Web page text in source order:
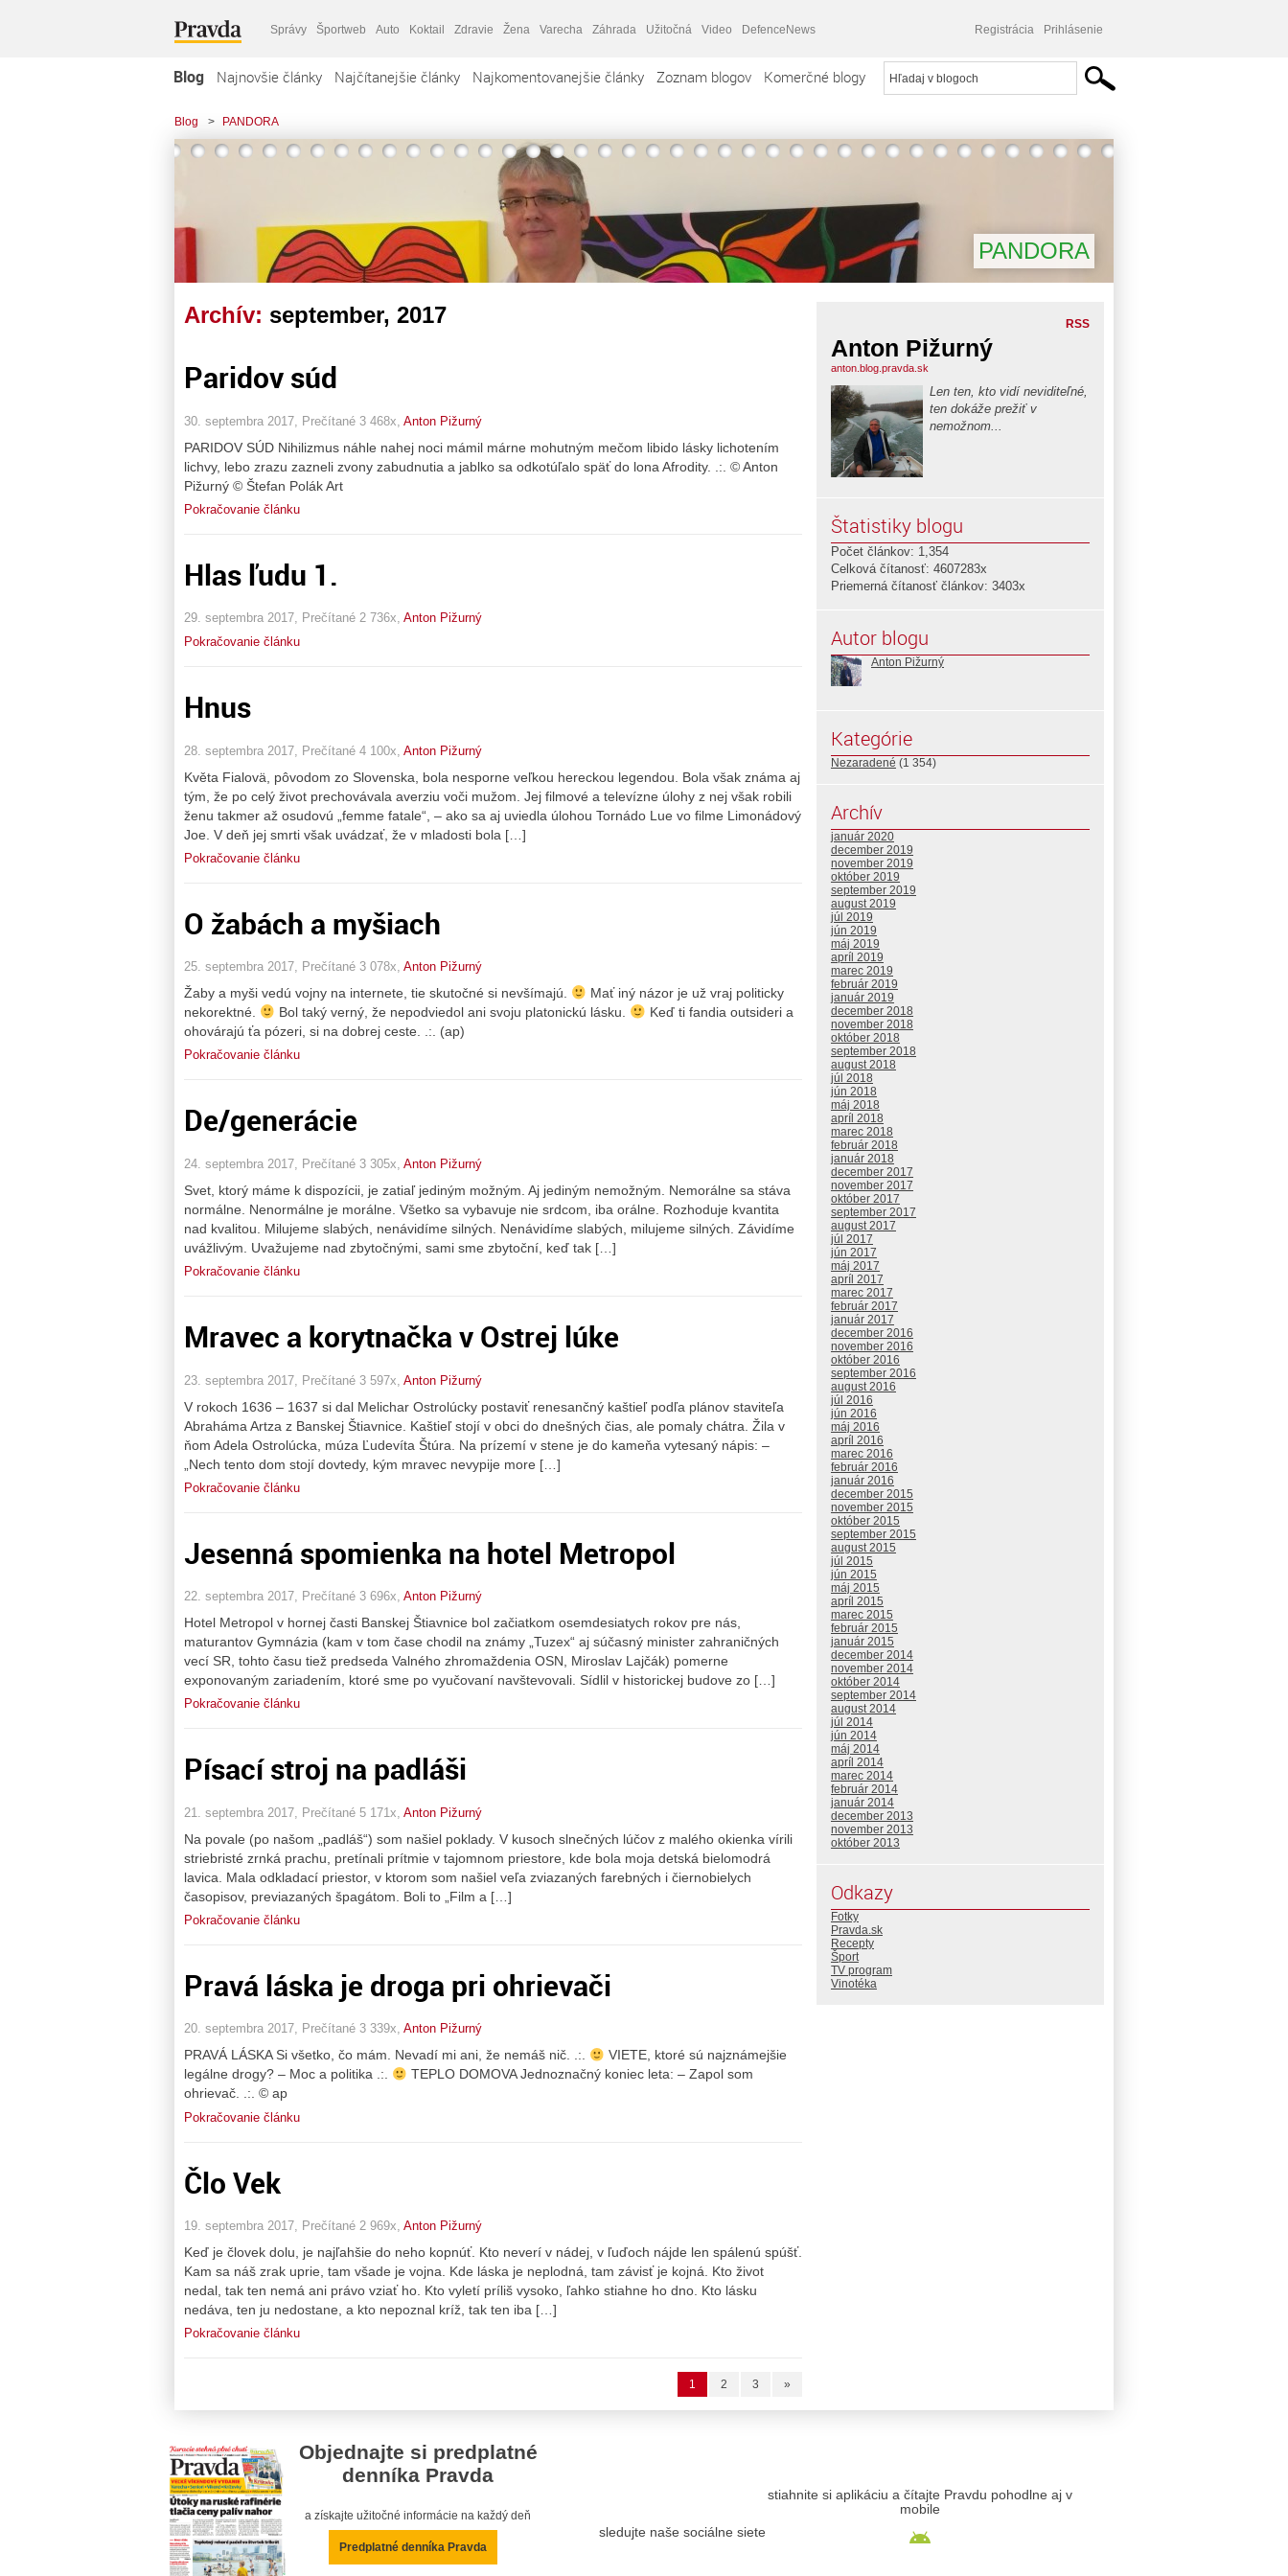
Správy Športweb Auto Koktail Zdravie Žena Varecha Záhrada Užitočná Video DefenceNews Registrácia Prihlásenie
Blog Najnovšie články Najčítanejšie články Najkomentovanejšie články Zoznam blogov Komerčné blogy
Blog > PANDORA
PANDORA
Archív: september, 2017
Paridov súd
30. septembra 2017, Prečítané 3 468x, Anton Pižurný
PARIDOV SÚD Nihilizmus náhle nahej noci mámil márne mohutným mečom libido lásky lichotením
lichvy, lebo zrazu zazneli zvony zabudnutia a jablko sa odkotúľalo späť do lona Afrodity. .:. © Anton
Pižurný © Štefan Polák Art
Pokračovanie článku
Hlas ľudu 1.
29. septembra 2017, Prečítané 2 736x, Anton Pižurný
Pokračovanie článku
Hnus
28. septembra 2017, Prečítané 4 100x, Anton Pižurný
Květa Fialovä, pôvodom zo Slovenska, bola nesporne veľkou hereckou legendou. Bola však známa aj
tým, že po celý život prechovávala averziu voči mužom. Jej filmové a televízne úlohy z nej však robili
ženu takmer až osudovú „femme fatale“, – ako sa aj uviedla úlohou Tornádo Lue vo filme Limonádový
Joe. V deň jej smrti však uvádzať, že v mladosti bola […]
Pokračovanie článku
O žabách a myšiach
25. septembra 2017, Prečítané 3 078x, Anton Pižurný
Žaby a myši vedú vojny na internete, tie skutočné si nevšímajú.
Mať iný názor je už vraj politicky
nekorektné.
Bol taký verný, že nepodviedol ani svoju platonickú lásku.
Keď ti fandia outsideri a
ohovárajú ťa pózeri, si na dobrej ceste. .:. (ap)
Pokračovanie článku
De/generácie
24. septembra 2017, Prečítané 3 305x, Anton Pižurný
Svet, ktorý máme k dispozícii, je zatiaľ jediným možným. Aj jediným nemožným. Nemorálne sa stáva
normálne. Nenormálne je morálne. Všetko sa vybavuje nie srdcom, iba orálne. Rozhoduje kvantita
nad kvalitou. Milujeme slabých, nenávidíme silných. Nenávidíme slabých, milujeme silných. Závidíme
uvážlivým. Uvažujeme nad zbytočnými, sami sme zbytoční, keď tak […]
Pokračovanie článku
Mravec a korytnačka v Ostrej lúke
23. septembra 2017, Prečítané 3 597x, Anton Pižurný
V rokoch 1636 – 1637 si dal Melichar Ostrolúcky postaviť renesančný kaštieľ podľa plánov staviteľa
Abraháma Artza z Banskej Štiavnice. Kaštieľ stojí v obci do dnešných čias, ale pomaly chátra. Žila v
ňom Adela Ostrolúcka, múza Ľudevíta Štúra. Na prízemí v stene je do kameňa vytesaný nápis: –
„Nech tento dom stojí dovtedy, kým mravec nevypije more […]
Pokračovanie článku
Jesenná spomienka na hotel Metropol
22. septembra 2017, Prečítané 3 696x, Anton Pižurný
Hotel Metropol v hornej časti Banskej Štiavnice bol začiatkom osemdesiatych rokov pre nás,
maturantov Gymnázia (kam v tom čase chodil na známy „Tuzex“ aj súčasný minister zahraničných
vecí SR, tohto času tiež predseda Valného zhromaždenia OSN, Miroslav Lajčák) pomerne
exponovaným zariadením, ktoré sme po vyučovaní navštevovali. Sídlil v historickej budove zo […]
Pokračovanie článku
Písací stroj na padláši
21. septembra 2017, Prečítané 5 171x, Anton Pižurný
Na povale (po našom „padláš“) som našiel poklady. V kusoch slnečných lúčov z malého okienka vírili
striebristé zrnká prachu, pretínali prítmie v tajomnom priestore, kde bola moja detská bielomodrá
lavica. Mala odkladací priestor, v ktorom som našiel veľa zviazaných farebných i čiernobielych
časopisov, previazaných špagátom. Boli to „Film a […]
Pokračovanie článku
Pravá láska je droga pri ohrievači
20. septembra 2017, Prečítané 3 339x, Anton Pižurný
PRAVÁ LÁSKA Si všetko, čo mám. Nevadí mi ani, že nemáš nič. .:.
VIETE, ktoré sú najznámejšie
legálne drogy? – Moc a politika .:.
TEPLO DOMOVA Jednoznačný koniec leta: – Zapol som
ohrievač. .:. © ap
Pokračovanie článku
Člo Vek
19. septembra 2017, Prečítané 2 969x, Anton Pižurný
Keď je človek dolu, je najľahšie do neho kopnúť. Kto neverí v nádej, v ľuďoch nájde len spálenú spúšť.
Kam sa náš zrak uprie, tam všade je vojna. Kde láska je neplodná, tam závisť je kojná. Kto život
nedal, tak ten nemá ani právo vziať ho. Kto vyletí príliš vysoko, ľahko stiahne ho dno. Kto lásku
nedáva, ten ju nedostane, a kto nepoznal kríž, tak ten iba […]
Pokračovanie článku
1 2 3 »
RSS
Anton Pižurný
anton.blog.pravda.sk
Len ten, kto vidí neviditeľné,
ten dokáže prežiť v
nemožnom...
Štatistiky blogu
Počet článkov: 1,354
Celková čítanosť: 4607283x
Priemerná čítanosť článkov: 3403x
Autor blogu
Anton Pižurný
Kategórie
Nezaradené (1 354)
Archív
január 2020
december 2019
november 2019
október 2019
september 2019
august 2019
júl 2019
jún 2019
máj 2019
apríl 2019
marec 2019
február 2019
január 2019
december 2018
november 2018
október 2018
september 2018
august 2018
júl 2018
jún 2018
máj 2018
apríl 2018
marec 2018
február 2018
január 2018
december 2017
november 2017
október 2017
september 2017
august 2017
júl 2017
jún 2017
máj 2017
apríl 2017
marec 2017
február 2017
január 2017
december 2016
november 2016
október 2016
september 2016
august 2016
júl 2016
jún 2016
máj 2016
apríl 2016
marec 2016
február 2016
január 2016
december 2015
november 2015
október 2015
september 2015
august 2015
júl 2015
jún 2015
máj 2015
apríl 2015
marec 2015
február 2015
január 2015
december 2014
november 2014
október 2014
september 2014
august 2014
júl 2014
jún 2014
máj 2014
apríl 2014
marec 2014
február 2014
január 2014
december 2013
november 2013
október 2013
Odkazy
Fotky
Pravda.sk
Recepty
Šport
TV program
Vinotéka
Objednajte si predplatné
denníka Pravda
a získajte užitočné informácie na každý deň
Predplatné denníka Pravda
sledujte naše sociálne siete
stiahnite si aplikáciu a čítajte Pravdu pohodlne aj v
mobile